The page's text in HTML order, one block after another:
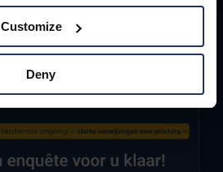
Customize
Deny